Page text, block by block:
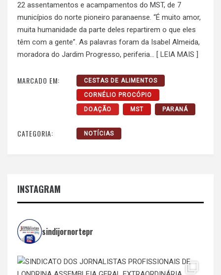
22 assentamentos e acampamentos do MST, de 7
municípios do norte pioneiro paranaense. “É muito amor,
muita humanidade da parte deles repartirem o que eles
têm com a gente”. As palavras foram da Isabel Almeida,
moradora do Jardim Progresso, periferia… [ LEIA MAIS ]
MARCADO EM: CESTAS DE ALIMENTOS
CORNÉLIO PROCÓPIO
DOAÇÃO MST PARANÁ
CATEGORIA: NOTÍCIAS
INSTAGRAM
sindijornortepr